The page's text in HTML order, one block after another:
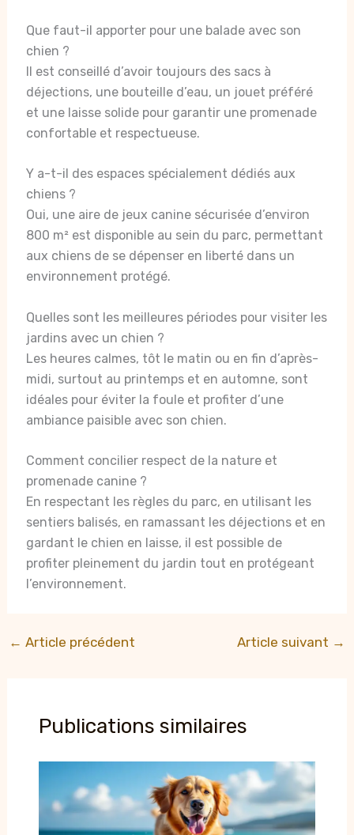
Que faut-il apporter pour une balade avec son
chien ?
Il est conseillé d’avoir toujours des sacs à
déjections, une bouteille d’eau, un jouet préféré
et une laisse solide pour garantir une promenade
confortable et respectueuse.
Y a-t-il des espaces spécialement dédiés aux
chiens ?
Oui, une aire de jeux canine sécurisée d’environ
800 m² est disponible au sein du parc, permettant
aux chiens de se dépenser en liberté dans un
environnement protégé.
Quelles sont les meilleures périodes pour visiter les
jardins avec un chien ?
Les heures calmes, tôt le matin ou en fin d’après-
midi, surtout au printemps et en automne, sont
idéales pour éviter la foule et profiter d’une
ambiance paisible avec son chien.
Comment concilier respect de la nature et
promenade canine ?
En respectant les règles du parc, en utilisant les
sentiers balisés, en ramassant les déjections et en
gardant le chien en laisse, il est possible de
profiter pleinement du jardin tout en protégeant
l’environnement.
← Article précédent Article suivant →
Publications similaires